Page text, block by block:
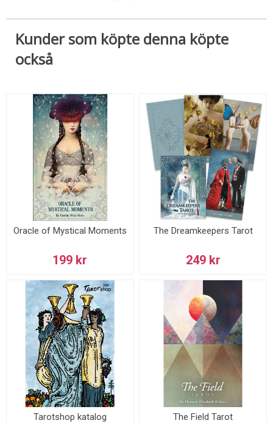
Kunder som köpte denna köpte
också
Oracle of Mystical Moments
199 kr
The Dreamkeepers Tarot
249 kr
Tarotshop katalog The Field Tarot